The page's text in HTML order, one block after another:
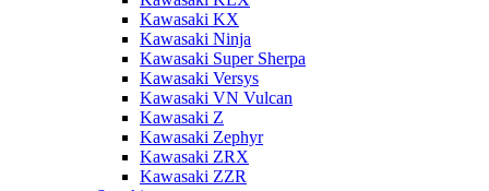
Kawasaki KX
Kawasaki Ninja
Kawasaki Super Sherpa
Kawasaki Versys
Kawasaki VN Vulcan
Kawasaki Z
Kawasaki Zephyr
Kawasaki ZRX
Kawasaki ZZR